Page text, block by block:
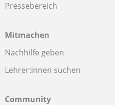
Pressebereich
Mitmachen
Nachhilfe geben
Lehrer:innen suchen
Community